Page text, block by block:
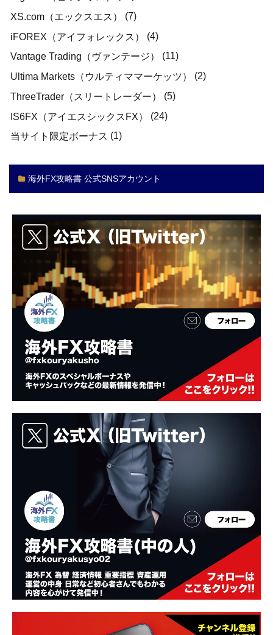
XS.com（エックスエス）
(7)
iFOREX（アイフォレックス）
(4)
Vantage Trading（ヴァンテージ）
(11)
Ultima Markets（ウルティママーケッツ）
(2)
ThreeTrader（スリートレーダー）
(5)
IS6FX（アイエスシックスFX）
(24)
当サイト限定ボーナス (1)
海外FX攻略書 公式SNSアカウント